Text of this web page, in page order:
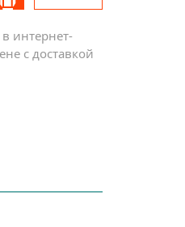
интернет-
с доставкой